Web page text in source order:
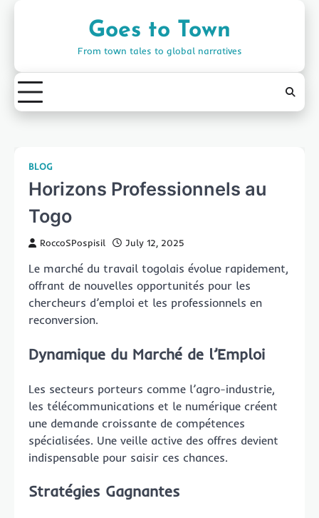
Goes to Town
From town tales to global narratives
BLOG
Horizons Professionnels au
Togo
RoccoSPospisil July 12, 2025
Le marché du travail togolais évolue rapidement,
offrant de nouvelles opportunités pour les
chercheurs d’emploi et les professionnels en
reconversion.
Dynamique du Marché de l’Emploi
Les secteurs porteurs comme l’agro-industrie,
les télécommunications et le numérique créent
une demande croissante de compétences
spécialisées. Une veille active des offres devient
indispensable pour saisir ces chances.
Stratégies Gagnantes